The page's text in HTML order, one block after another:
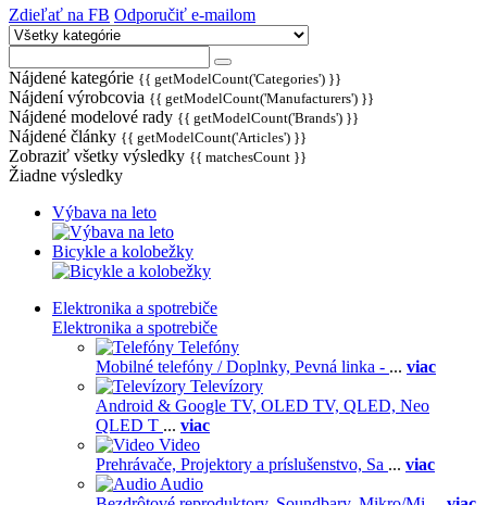
Zdieľať na FB Odporučiť e-mailom
Nájdené kategórie {{ getModelCount('Categories') }}
Nájdení výrobcovia {{ getModelCount('Manufacturers') }}
Nájdené modelové rady {{ getModelCount('Brands') }}
Nájdené články {{ getModelCount('Articles') }}
Zobraziť všetky výsledky {{ matchesCount }}
Žiadne výsledky
Výbava na leto
Bicykle a kolobežky
Elektronika a spotrebiče
Elektronika a spotrebiče
Telefóny
Mobilné telefóny / Doplnky, Pevná linka - ... viac
Televízory
Android & Google TV, OLED TV, QLED, Neo
QLED T ... viac
Video
Prehrávače, Projektory a príslušenstvo, Sa ... viac
Audio